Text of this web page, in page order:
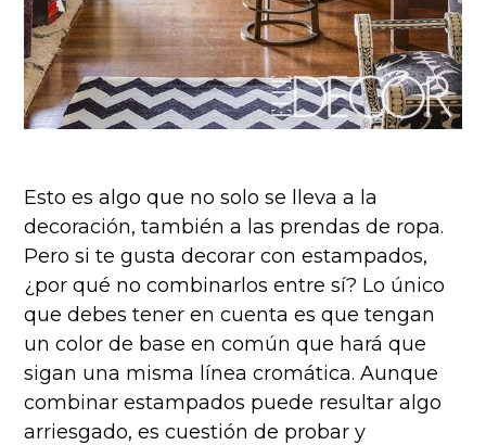
Esto es algo que no solo se lleva a la
decoración, también a las prendas de ropa.
Pero si te gusta decorar con estampados,
¿por qué no combinarlos entre sí? Lo único
que debes tener en cuenta es que tengan
un color de base en común que hará que
sigan una misma línea cromática. Aunque
combinar estampados puede resultar algo
arriesgado, es cuestión de probar y